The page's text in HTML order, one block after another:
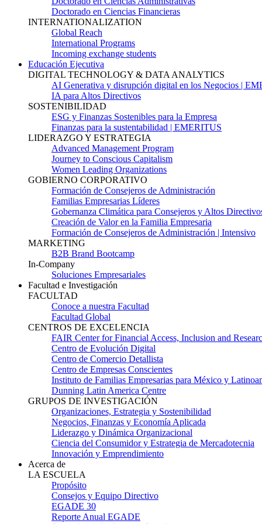
Doctorado en Ciencias Financieras
INTERNATIONALIZATION
Global Reach
International Programs
Incoming exchange students
Educación Ejecutiva
DIGITAL TECHNOLOGY & DATA ANALYTICS
AI Generativa y disrupción digital en los Negocios |
IA para Altos Directivos
SOSTENIBILIDAD
ESG y Finanzas Sostenibles para la Empresa
Finanzas para la sustentabilidad | EMERITUS
LIDERAZGO Y ESTRATEGIA
Advanced Management Program
Journey to Conscious Capitalism
Women Leading Organizations
GOBIERNO CORPORATIVO
Formación de Consejeros de Administración
Familias Empresarias Líderes
Gobernanza Climática para Consejeros y Altos
Creación de Valor en la Familia Empresaria
Formación de Consejeros de Administración | Intensivo
MARKETING
B2B Brand Bootcamp
In-Company
Soluciones Empresariales
Facultad e Investigación
FACULTAD
Conoce a nuestra Facultad
Facultad Global
CENTROS DE EXCELENCIA
FAIR Center for Financial Access, Inclusion and
Centro de Evolución Digital
Centro de Comercio Detallista
Centro de Empresas Conscientes
Instituto de Familias Empresarias para México y
Dunning Latin America Centre
GRUPOS DE INVESTIGACIÓN
Organizaciones, Estrategia y Sostenibilidad
Negocios, Finanzas y Economía Aplicada
Liderazgo y Dinámica Organizacional
Ciencia del Consumidor y Estrategia de Mercadotecnia
Innovación y Emprendimiento
Acerca de
LA ESCUELA
Propósito
Consejos y Equipo Directivo
EGADE 30
Reporte Anual EGADE